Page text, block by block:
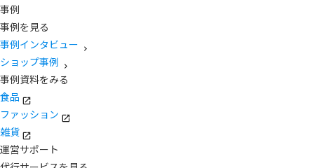
事例
事例を見る
事例インタビュー
ショップ事例
事例資料をみる
食品
ファッション
雑貨
運営サポート